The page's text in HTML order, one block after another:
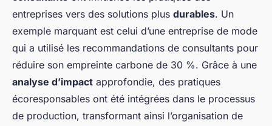
entreprises vers des solutions plus durables. Un
exemple marquant est celui d’une entreprise de mode
qui a utilisé les recommandations de consultants pour
réduire son empreinte carbone de 30 %. Grâce à une
analyse d’impact approfondie, des pratiques
écoresponsables ont été intégrées dans le processus
de production, transformant ainsi l’organisation de